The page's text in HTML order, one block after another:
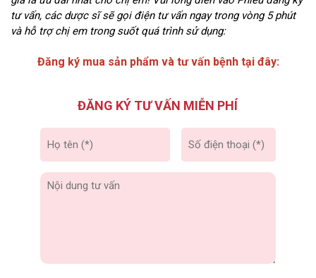
tư vấn, các dược sĩ sẽ gọi điện tư vấn ngay trong vòng 5 phút
và hỗ trợ chị em trong suốt quá trình sử dụng:
Đăng ký mua sản phẩm và tư vấn bệnh tại đây:
ĐĂNG KÝ TƯ VẤN MIỄN PHÍ